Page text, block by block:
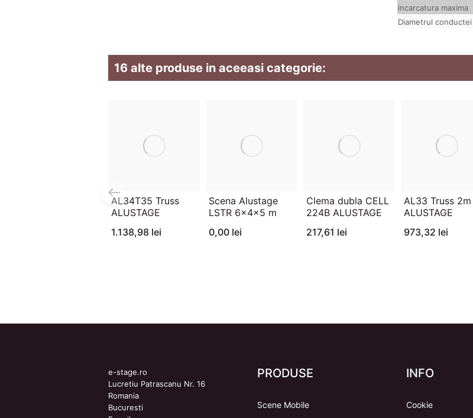
incarcatura maxima
Diametrul conductei
16 alte produse in aceeasi categorie:
AL34T35 Truss
ALUSTAGE
1.138,98 lei
Scena Alustage
LSTR 6x4x5 m
0,00 lei
Clema dubla CELL
224B ALUSTAGE
217,61 lei
AL33 Truss 2m
ALUSTAGE
973,32 lei
e-stage.ro
Lucretiu Patrascanu Nr. 16
Romania
Bucuresti
PRODUSE
Scene Mobile
INFO
Cookie